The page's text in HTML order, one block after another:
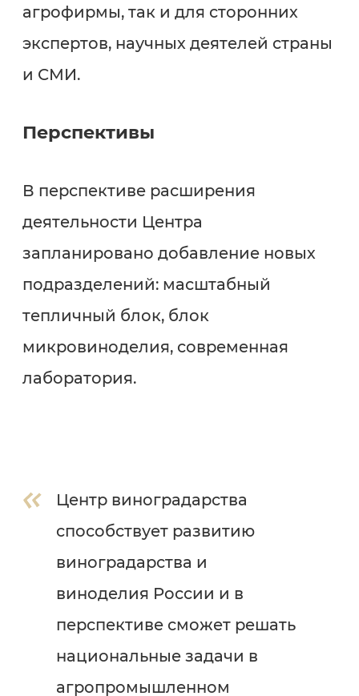
агрофирмы, так и для сторонних
экспертов, научных деятелей страны
и СМИ.
Перспективы
В перспективе расширения
деятельности Центра
запланировано добавление новых
подразделений: масштабный
тепличный блок, блок
микровиноделия, современная
лаборатория.
Центр виноградарства
способствует развитию
виноградарства и
виноделия России и в
перспективе сможет решать
национальные задачи в
агропромышленном